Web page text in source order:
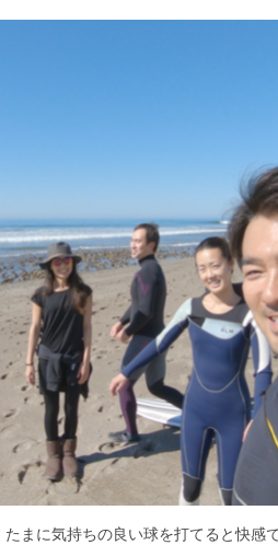
まに気持ちの良い球を打てると快感